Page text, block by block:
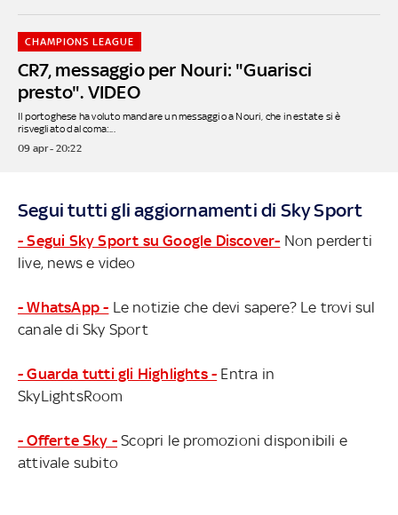
CR7, messaggio per Nouri: "Guarisci
presto". VIDEO
CHAMPIONS LEAGUE
Il portoghese ha voluto mandare un messaggio a Nouri, che in estate si è
risvegliato dal coma:...
09 apr - 20:22
Segui tutti gli aggiornamenti di Sky Sport
- Segui Sky Sport su Google Discover- Non perderti
live, news e video
- WhatsApp - Le notizie che devi sapere? Le trovi sul
canale di Sky Sport
- Guarda tutti gli Highlights - Entra in
SkyLightsRoom
- Offerte Sky - Scopri le promozioni disponibili e
attivale subito